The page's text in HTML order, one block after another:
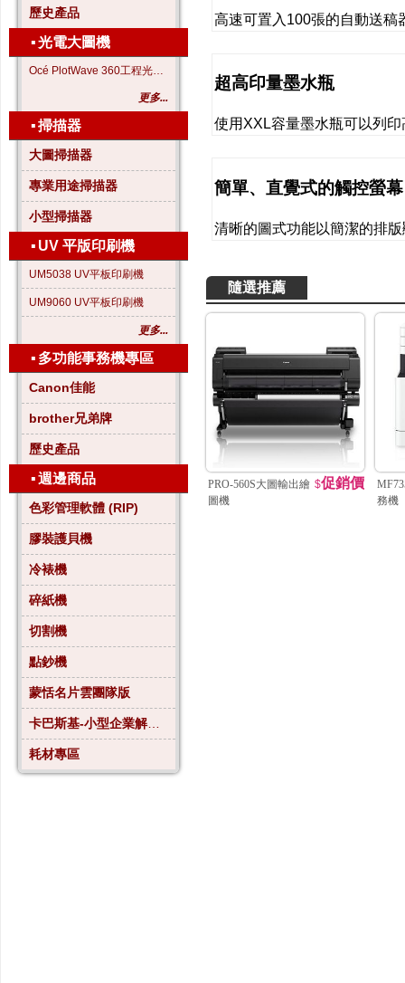
歷史產品
▪光電大圖機
Océ PlotWave 360工程光電大圖機
更多...
▪掃描器
大圖掃描器
專業用途掃描器
小型掃描器
▪ UV 平版印刷機
UM5038 UV平板印刷機
UM9060 UV平板印刷機
更多...
▪ 多功能事務機專區
Canon佳能
brother兄弟牌
歷史產品
▪週邊商品
色彩管理軟體 (RIP)
膠裝護貝機
冷裱機
碎紙機
切割機
點鈔機
蒙恬名片雲團隊版
卡巴斯基-小型企業解決方案4
耗材專區
高速可置入100張的自動送稿
超高印量墨水瓶
使用XXL容量墨水瓶可以列
簡單、直覺式的觸控螢幕
清晰的圖式功能以簡潔的排
隨選推薦
PRO-560S大圖輸出繪
圖機
$促銷價
務機